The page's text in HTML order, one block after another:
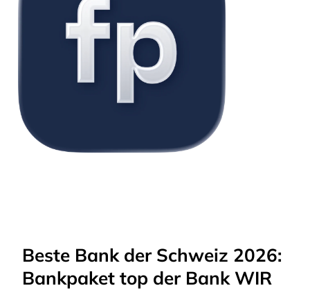
Beste Bank der Schweiz 2026:
Bankpaket top der Bank WIR